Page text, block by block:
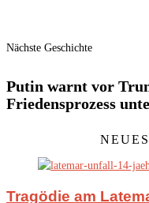
Nächste Geschichte
Putin warnt vor
Friedensprozess
Tragödie am